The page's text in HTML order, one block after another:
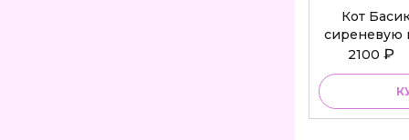
Кот
сиреневую
2100₽